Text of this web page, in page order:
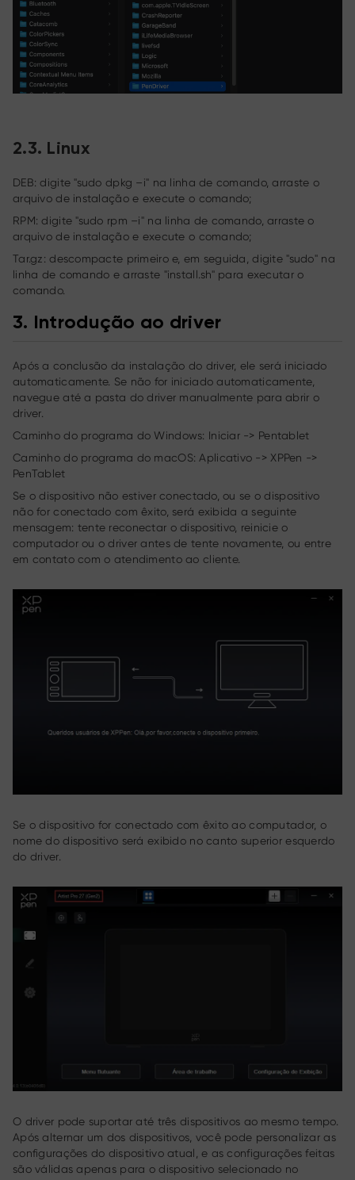
2.3. Linux
DEB: digite "sudo dpkg –i" na linha de comando, arraste o
arquivo de instalação e execute o comando;
RPM: digite "sudo rpm –i" na linha de comando, arraste o
arquivo de instalação e execute o comando;
Tar.gz: descompacte primeiro e, em seguida, digite "sudo" na
linha de comando e arraste "install.sh" para executar o
comando.
3. Introdução ao driver
Após a conclusão da instalação do driver, ele será iniciado
automaticamente. Se não for iniciado automaticamente,
navegue até a pasta do driver manualmente para abrir o
driver.
Caminho do programa do Windows: Iniciar -> Pentablet
Caminho do programa do macOS: Aplicativo -> XPPen ->
PenTablet
Se o dispositivo não estiver conectado, ou se o dispositivo
não for conectado com êxito, será exibida a seguinte
mensagem: tente reconectar o dispositivo, reinicie o
computador ou o driver antes de tente novamente, ou entre
em contato com o atendimento ao cliente.
Se o dispositivo for conectado com êxito ao computador, o
nome do dispositivo será exibido no canto superior esquerdo
do driver.
O driver pode suportar até três dispositivos ao mesmo tempo.
Após alternar um dos dispositivos, você pode personalizar as
configurações do dispositivo atual, e as configurações feitas
são válidas apenas para o dispositivo selecionado no